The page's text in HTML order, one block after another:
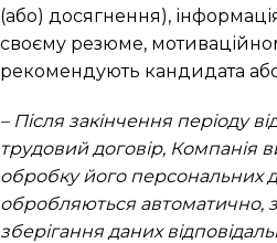
(або) досягнення),
своєму резюме,
рекомендують кандидата або
– Після закінчення періоду
трудовий договір, Компанія
обробку його персональних
обробляються автоматично,
зберігання даних